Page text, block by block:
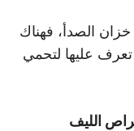
الصدأ، فهناك
عليها لتحمي
الليف